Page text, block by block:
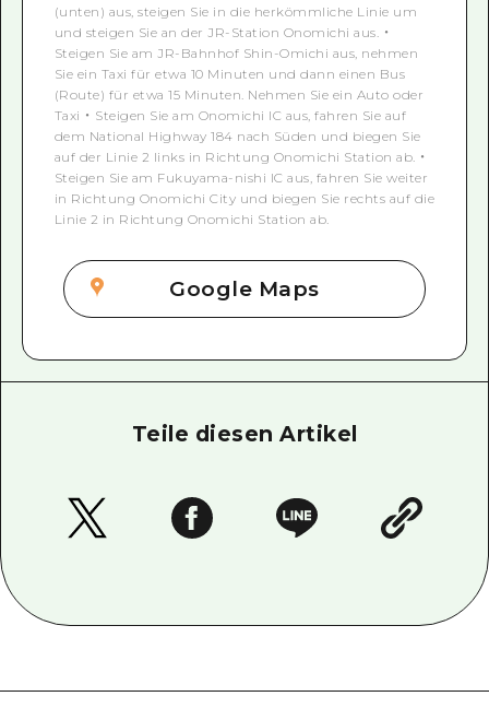
(unten) aus, steigen Sie in die herkömmliche Linie um
und steigen Sie an der JR-Station Onomichi aus. ・
Steigen Sie am JR-Bahnhof Shin-Omichi aus, nehmen
Sie ein Taxi für etwa 10 Minuten und dann einen Bus
(Route) für etwa 15 Minuten. Nehmen Sie ein Auto oder
Taxi ・ Steigen Sie am Onomichi IC aus, fahren Sie auf
dem National Highway 184 nach Süden und biegen Sie
auf der Linie 2 links in Richtung Onomichi Station ab. ・
Steigen Sie am Fukuyama-nishi IC aus, fahren Sie weiter
in Richtung Onomichi City und biegen Sie rechts auf die
Linie 2 in Richtung Onomichi Station ab.
Google Maps
Teile diesen Artikel